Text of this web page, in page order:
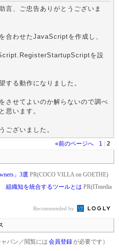
言、ご忠告ありがとうございま
合わせたJavaScriptを作成し、
を設
する動作になりました。
させてよいのか解らないので調べ
思います。
ございました。
«前のページへ 1
2
」3選 PR(COCO VILLA on GOETHE)
組織知を統合するツールとは PR(ITmedia
Recommended by
ャパン／閲覧には 会員登録が必要です）